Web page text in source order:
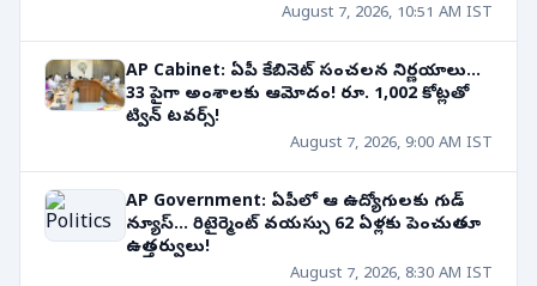
August 7, 2026, 10:51 AM IST
AP Cabinet: ఏపీ కేబినెట్ సంచలన నిర్ణయాలు...
33 పైగా అంశాలకు ఆమోదం! రూ. 1,002 కోట్లతో
ట్విన్ టవర్స్!
August 7, 2026, 9:00 AM IST
AP Government: ఏపీలో ఆ ఉద్యోగులకు గుడ్
న్యూస్... రిటైర్మెంట్ వయస్సు 62 ఏళ్లకు పెంచుతూ
ఉత్తర్వులు!
August 7, 2026, 8:30 AM IST